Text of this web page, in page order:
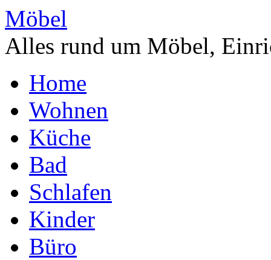
Möbel
Alles rund um Möbel,
Home
Wohnen
Küche
Bad
Schlafen
Kinder
Büro